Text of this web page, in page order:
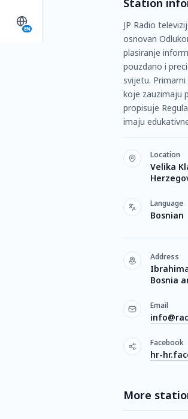
EN
Station
JP Radio
osnovan
plasiranje
pouzdano i
svijetu.
koje zauzimaju
propisuje
imaju
Location
Velika
Language
Bosnian
Address
Bosnia
Email
Facebook
hr-
More